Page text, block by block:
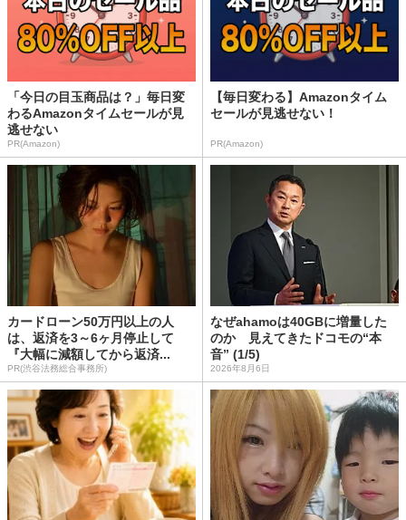
「今日の目玉商品は？」毎日変
わるAmazonタイムセールが見
逃せない
PR(Amazon)
【毎日変わる】Amazonタイム
セールが見逃せない！
PR(Amazon)
カードローン50万円以上の人
は、返済を3～6ヶ月停止して
『大幅に減額してから返済...
PR(渋谷法務総合事務所)
なぜahamoは40GBに増量した
のか 見えてきたドコモの“本
音” (1/5)
2026年8月6日